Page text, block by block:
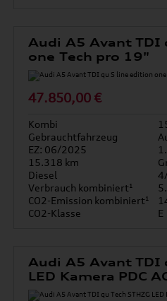
Audi A5 Avant TDI
one Tech pro 19"
47.850,00 €
Kombi
Gebrauchtfahrzeug
EZ: 06/2025
15.318 km
Diesel
Verbrauch kombiniert¹
CO2-Emission kombiniert¹
CO2-Klasse
E
Audi A5 Avant TDI
LED Kamera PDC